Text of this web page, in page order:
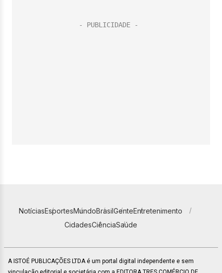
NotíciasEsportesMundoBrasilGenteEntretenimento
CidadesCiênciaSaúde
A ISTOÉ PUBLICAÇÕES LTDA é um portal digital independente e sem